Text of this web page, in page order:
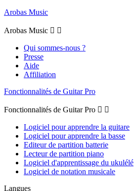
Arobas Music
Arobas Music  
Qui sommes-nous ?
Presse
Aide
Affiliation
Fonctionnalités de Guitar Pro
Fonctionnalités de Guitar Pro  
Logiciel pour apprendre la guitare
Logiciel pour apprendre la basse
Editeur de partition batterie
Lecteur de partition piano
Logiciel d'apprentissage du ukulélé
Logiciel de notation musicale
Langues